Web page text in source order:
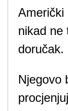
Američki
nikad ne
doručak.
Njegovo